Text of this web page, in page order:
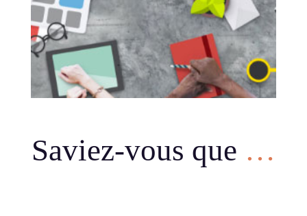
Saviez-vous que …